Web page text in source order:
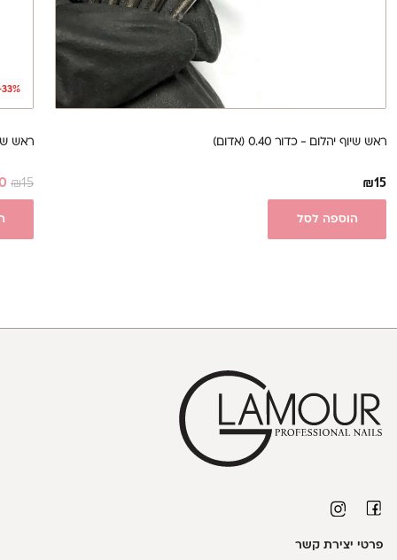
ראש שיוף יהלום - כדור 0.40 (אדום)
₪15
הוספה לסל
ראש שיוף
₪15
פרטי יצירת קשר